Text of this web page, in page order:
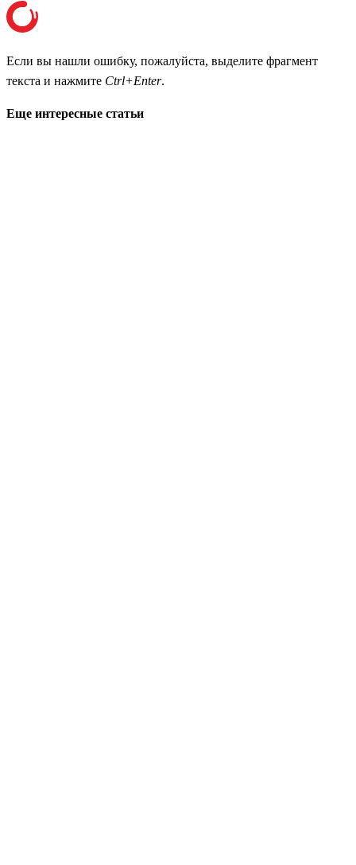
Если вы нашли ошибку, пожалуйста, выделите фрагмент
текста и нажмите Ctrl+Enter.
Еще интересные статьи